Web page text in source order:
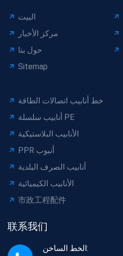
البيت
مركز الأخبار
حول بنا
Sitemap
خط أنابيب اتصالات الطاقة
أنابيب سلسلة PE
الأنابيب البلاستيكية
PPR أنبوب
أنابيب الصرف البلدية
الأنابيب الكيميائية
市政工程配件
联系我们
الخط الساخن: